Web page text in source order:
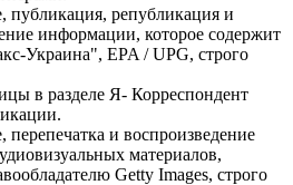
публикация, републикация и
информации, которое содержит
Украина", EPA / UPG, строго
в разделе Я- Корреспондент
и воспроизведение
материалов,
Getty Images, строго